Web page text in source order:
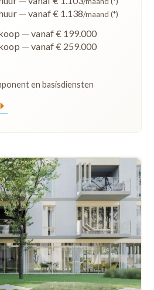
— vanaf € 1.138/maand (*)
— vanaf € 199.000
— vanaf € 259.000
en basisdiensten